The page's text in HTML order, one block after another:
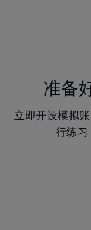
准备
立即开设模拟
行练习